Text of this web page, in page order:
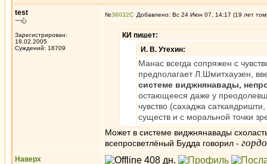
test
一心
Зарегистрирован:
18.02.2005
Суждений: 18709
№36032 Добавлено: Вс 24 Июн 07, 14:17 (19 лет
КИ пишет:
И. В. Утехин:
Манас всегда сопряжен с
предполагает Л.Шмитхаузен,
системе виджнянавады,
остающееся даже у
чувство (сахаджа
существ и с моральной точки
Может в системе виджнянавады
всепросветлёный Будда говорил -
Наверх